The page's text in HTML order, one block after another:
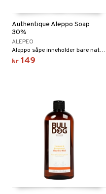
Authentique Aleppo Soap
30%
ALEPEO
Aleppo såpe inneholder bare naturlig olivenolje, lagerbærolje og vann.
kr 149